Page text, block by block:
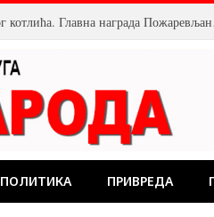
ПОЛИТИКА ПРИВРЕДА